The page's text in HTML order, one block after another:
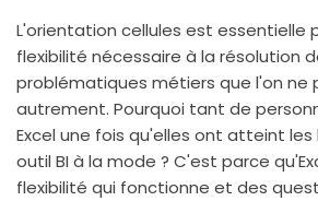
L'orientation cellules est essentielle
flexibilité nécessaire à la résolution
problématiques métiers que l'on ne
autrement. Pourquoi tant de
Excel une fois qu'elles ont atteint
outil BI à la mode ? C'est parce
flexibilité qui fonctionne et des